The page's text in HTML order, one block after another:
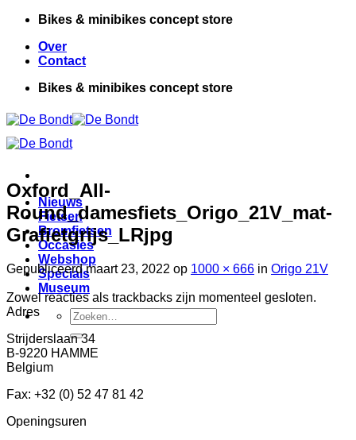
inhoud
Bikes & minibikes concept store
Over
Contact
Bikes & minibikes concept store
Nieuws
Fietsen
Bromfietsen
Occasies
Webshop
Specials
Museum
Zoeken
naar:
Oxford_All-
Round_damesfiets_Origo_21V_mat-
Grafietgrijs_LRjpg
Gepubliceerdmaart 23, 2022 op 1000 × 666 in Origo 21V
Zowel reacties als trackbacks zijn momenteel gesloten.
Adres
Strijderslaan 34
B-9220 HAMME
Belgium
Fax: +32 (0) 52 47 81 42
Openingsuren